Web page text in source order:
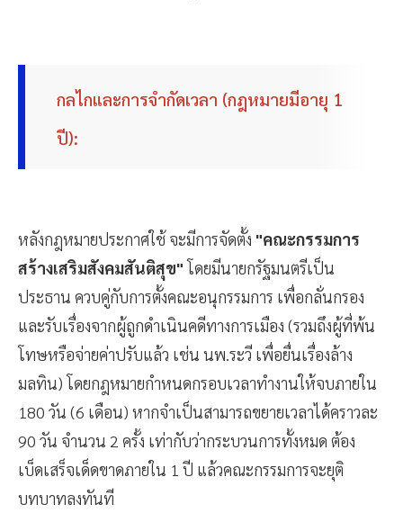
กลไกและการจำกัดเวลา (กฎหมายมีอายุ 1
ปี):
หลังกฎหมายประกาศใช้ จะมีการจัดตั้ง "คณะกรรมการ
สร้างเสริมสังคมสันติสุข"โดยมีนายกรัฐมนตรีเป็น
ประธาน ควบคู่กับการตั้งคณะอนุกรรมการ เพื่อกลั่นกรอง
และรับเรื่องจากผู้ถูกดำเนินคดีทางการเมือง (รวมถึงผู้ที่พ้น
โทษหรือจ่ายค่าปรับแล้ว เช่น นพ.ระวี เพื่อยื่นเรื่องล้าง
มลทิน) โดยกฎหมายกำหนดกรอบเวลาทำงานให้จบภายใน
180 วัน (6 เดือน) หากจำเป็นสามารถขยายเวลาได้คราวละ
90 วัน จำนวน 2 ครั้ง เท่ากับว่ากระบวนการทั้งหมด ต้อง
เบ็ดเสร็จเด็ดขาดภายใน 1 ปี แล้วคณะกรรมการจะยุติ
บทบาทลงทันที